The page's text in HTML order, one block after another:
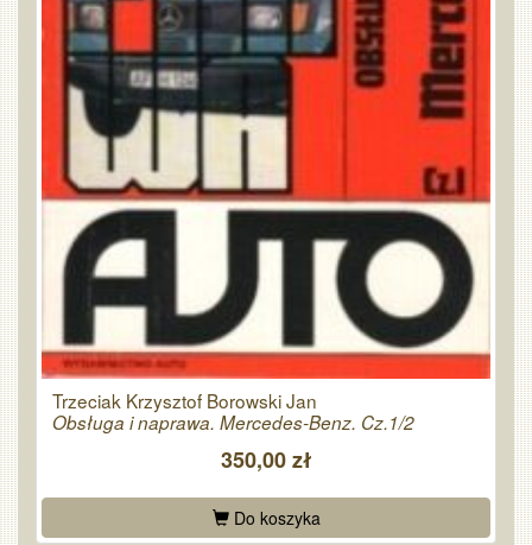
Trzeciak Krzysztof Borowski Jan
Obsługa i naprawa. Mercedes-Benz. Cz.1/2
350,00 zł
Do koszyka